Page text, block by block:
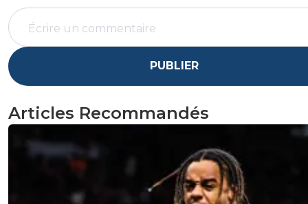
PUBLIER
Articles Recommandés